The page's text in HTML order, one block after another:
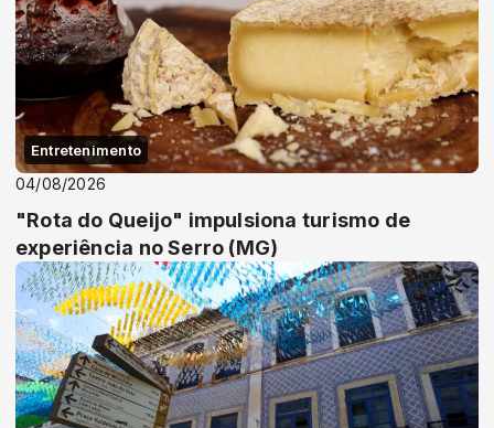
Entretenimento
04/08/2026
"Rota do Queijo" impulsiona turismo de
experiência no Serro (MG)